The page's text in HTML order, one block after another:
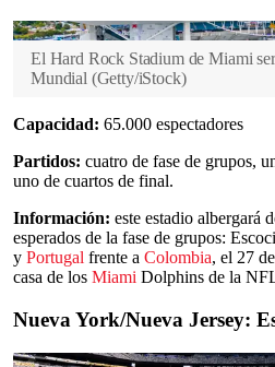
El Hard Rock Stadium de Miami
Mundial (Getty/iStock)
Capacidad: 65.000 espectadores
Partidos: cuatro de fase de grupos,
uno de cuartos de final.
Información: este estadio albergará
esperados de la fase de grupos:
y Portugal frente a Colombia, el 27
casa de los Miami Dolphins de la
Nueva York/Nueva Jersey: